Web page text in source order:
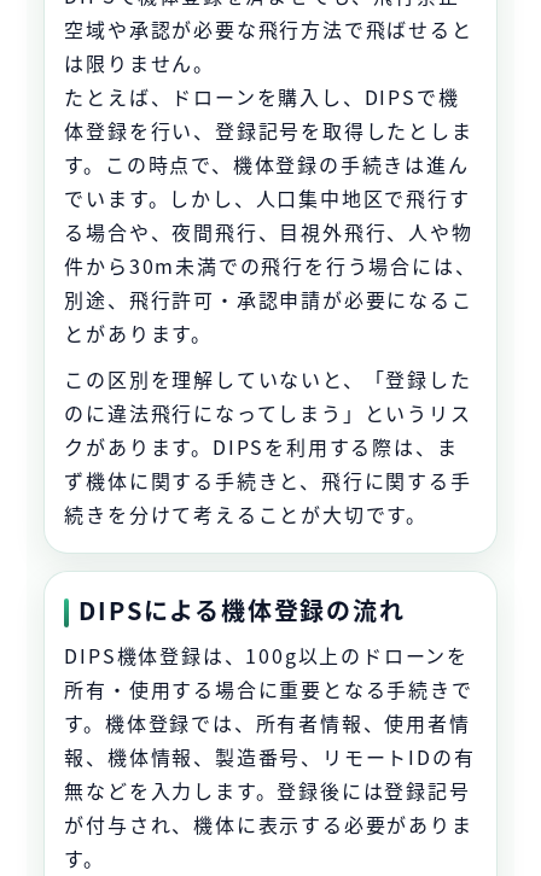
空域や承認が必要な飛行方法で飛ばせると
は限りません。
たとえば、ドローンを購入し、DIPSで機
体登録を行い、登録記号を取得したとしま
す。この時点で、機体登録の手続きは進ん
でいます。しかし、人口集中地区で飛行す
る場合や、夜間飛行、目視外飛行、人や物
件から30m未満での飛行を行う場合には、
別途、飛行許可・承認申請が必要になるこ
とがあります。
この区別を理解していないと、「登録した
のに違法飛行になってしまう」というリス
クがあります。DIPSを利用する際は、ま
ず機体に関する手続きと、飛行に関する手
続きを分けて考えることが大切です。
DIPSによる機体登録の流れ
DIPS機体登録は、100g以上のドローンを
所有・使用する場合に重要となる手続きで
す。機体登録では、所有者情報、使用者情
報、機体情報、製造番号、リモートIDの有
無などを入力します。登録後には登録記号
が付与され、機体に表示する必要がありま
す。